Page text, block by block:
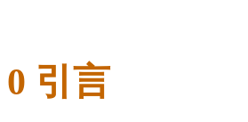
0 引言